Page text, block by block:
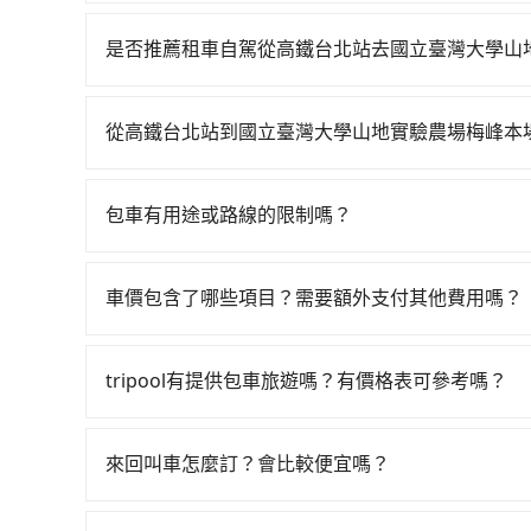
23:00，台北-台中一天最多有102班次高鐵可搭乘
國立臺灣大學山地實驗農場梅峰本場 (南投縣仁愛
對於不是這麼趕時間的人來說，預約tripool還是
是否推薦租車自駕從高鐵台北站去國立臺灣大學山
天就要來回，那在台北路邊可隨租隨借的iRent應
每小時40元路邊停車費用預估進去，但額外的汽
撞凹的車門仍未被修理，每一次租車都好像在開
地點仍有段距離，在遇到下雨天或者載行李時，就
從高鐵台北站到國立臺灣大學山地實驗農場梅峰本
到車，也可考慮打電話至高鐵台北站附近的計程
以上，無論在價格或服務品質上，tripool都是你
包車有用途或路線的限制嗎？
台灣法律，無論是清明掃墓、包車旅遊、參加喜
於乘車後一週內寄出電子收據。
車價包含了哪些項目？需要額外支付其他費用嗎？
客負擔，沒有其他巧令名目的隱藏費用，網站上看
tripool有提供包車旅遊嗎？有價格表可參考嗎？
時間的計時包車都有，可彈性選擇2~12小時的服
來回叫車怎麼訂？會比較便宜嗎？